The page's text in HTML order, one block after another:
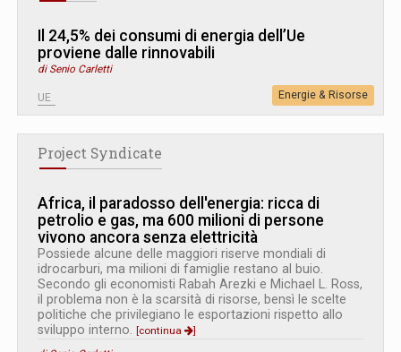
Il 24,5% dei consumi di energia dell’Ue
proviene dalle rinnovabili
di Senio Carletti
UE Energie & Risorse
Project Syndicate
Africa, il paradosso dell'energia: ricca di
petrolio e gas, ma 600 milioni di persone
vivono ancora senza elettricità
Possiede alcune delle maggiori riserve mondiali di
idrocarburi, ma milioni di famiglie restano al buio.
Secondo gli economisti Rabah Arezki e Michael L. Ross,
il problema non è la scarsità di risorse, bensì le scelte
politiche che privilegiano le esportazioni rispetto allo
sviluppo interno. [continua
]